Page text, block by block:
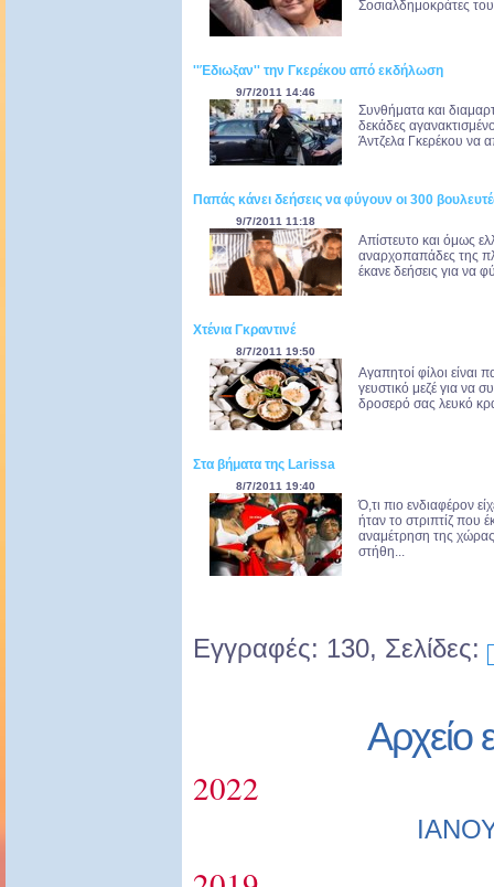
Σοσιαλδημοκράτες
''Έδιωξαν'' την Γκερέκου από εκδήλωση
9/7/2011 14:46
Συνθήματα και
δεκάδες
Άντζελα Γκερέκου να
Παπάς κάνει δεήσεις να φύγουν οι 300
9/7/2011 11:18
Απίστευτο και όμως
αναρχοπαπάδες της
έκανε δεήσεις για να
Χτένια Γκραντινέ
8/7/2011 19:50
Αγαπητοί φίλοι είναι
γευστικό μεζέ για να
δροσερό σας λευκό
Στα βήματα της Larissa
8/7/2011 19:40
Ό,τι πιο ενδιαφέρον
ήταν το στριπτίζ που
αναμέτρηση της
στήθη...
Εγγραφές: 130, Σελίδες:
Αρχείο
2022